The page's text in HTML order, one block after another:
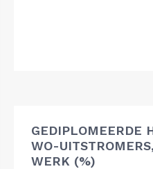
GEDIPLOMEERDE
WO-
WERK (%)